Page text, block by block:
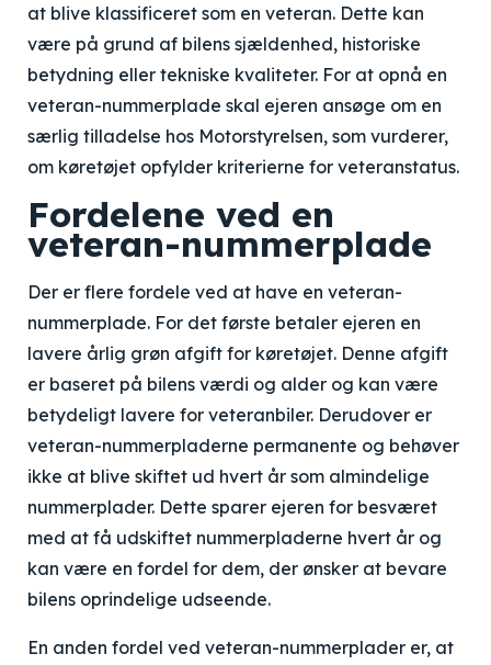
at blive klassificeret som en veteran. Dette kan
være på grund af bilens sjældenhed, historiske
betydning eller tekniske kvaliteter. For at opnå en
veteran-nummerplade skal ejeren ansøge om en
særlig tilladelse hos Motorstyrelsen, som vurderer,
om køretøjet opfylder kriterierne for veteranstatus.
Fordelene ved en
veteran-nummerplade
Der er flere fordele ved at have en veteran-
nummerplade. For det første betaler ejeren en
lavere årlig grøn afgift for køretøjet. Denne afgift
er baseret på bilens værdi og alder og kan være
betydeligt lavere for veteranbiler. Derudover er
veteran-nummerpladerne permanente og behøver
ikke at blive skiftet ud hvert år som almindelige
nummerplader. Dette sparer ejeren for besværet
med at få udskiftet nummerpladerne hvert år og
kan være en fordel for dem, der ønsker at bevare
bilens oprindelige udseende.
En anden fordel ved veteran-nummerplader er, at